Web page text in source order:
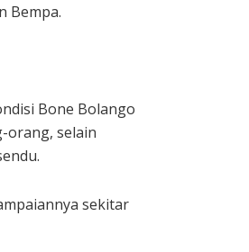
Bempa.
Bone Bolango
orang, selain
sekitar